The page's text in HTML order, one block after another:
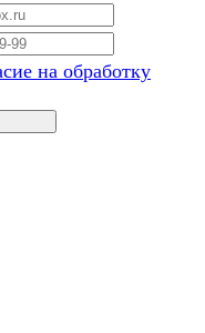
на обработку